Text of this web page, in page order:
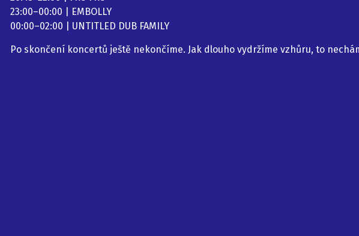
23:00–00:00 | EMBOLLY
00:00–02:00 | UNTITLED DUB FAMILY
Po skončení koncertů ještě nekončíme. Jak dlouho vydržíme vzhůru, to